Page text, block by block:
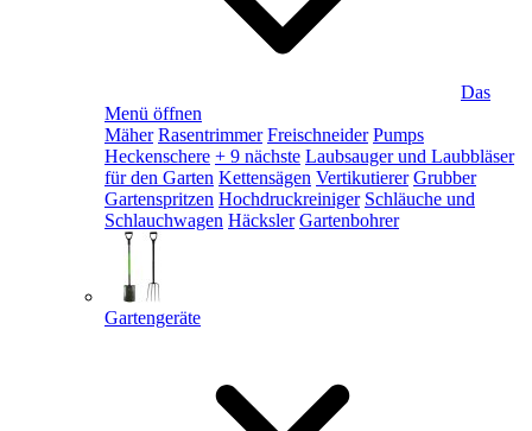
Das
Menü öffnen
Mäher Rasentrimmer Freischneider Pumps
Heckenschere + 9 nächste Laubsauger und Laubbläser
für den Garten Kettensägen Vertikutierer Grubber
Gartenspritzen Hochdruckreiniger Schläuche und
Schlauchwagen Häcksler Gartenbohrer
Gartengeräte